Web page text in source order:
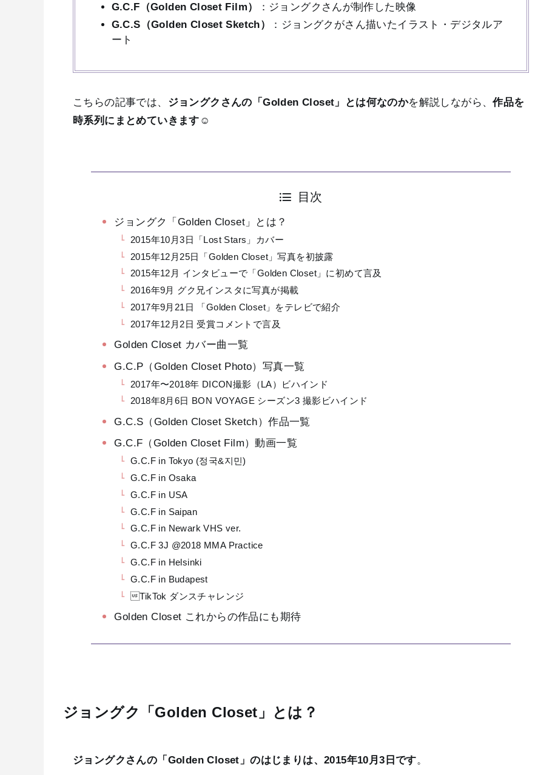
G.C.F（Golden Closet Film）
：ジョングクさんが制作した映像
G.C.S（Golden Closet Sketch）
：ジョングクがさん描いたイラスト・デジタルア
ート
こちらの記事では、 ジョングクさんの「Golden Closet」とは何なのかを解説しながら、作品を
時系列にまとめていきます ☺️
目次
ジョングク「Golden Closet」とは？
2015年10月3日「Lost Stars」カバー
2015年12月25日「Golden Closet」写真を初披露
2015年12月 インタビューで「Golden Closet」に初めて言及
2016年9月 グク兄インスタに写真が掲載
2017年9月21日 「Golden Closet」をテレビで紹介
2017年12月2日 受賞コメントで言及
Golden Closet カバー曲一覧
G.C.P（Golden Closet Photo）写真一覧
2017年〜2018年 DICON撮影（LA）ビハインド
2018年8月6日 BON VOYAGE シーズン3 撮影ビハインド
G.C.S（Golden Closet Sketch）作品一覧
G.C.F（Golden Closet Film）動画一覧
G.C.F in Tokyo (정국&지민)
G.C.F in Osaka
G.C.F in USA
G.C.F in Saipan
G.C.F in Newark VHS ver.
G.C.F 3J @2018 MMA Practice
G.C.F in Helsinki
G.C.F in Budapest
TikTok ダンスチャレンジ
Golden Closet これからの作品にも期待
ジョングク「Golden Closet」とは？
ジョングクさんの「Golden Closet」のはじまりは、2015年10月3日です。